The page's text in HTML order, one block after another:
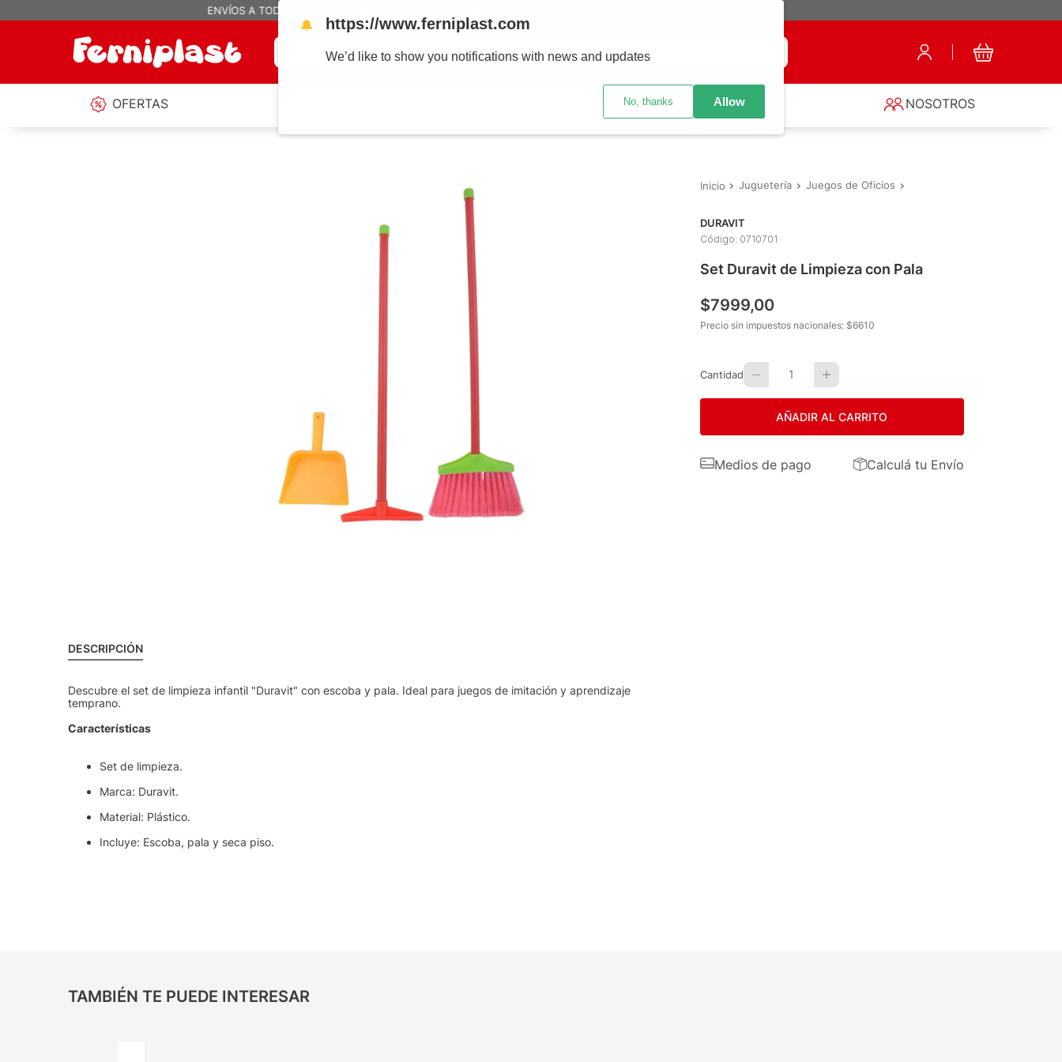
¿Qué estás buscando?
OFERTAS SUCURSALES NOSOTROS
DESCRIPCIÓN
Descubre el set de limpieza infantil "Duravit" con escoba y pala. Ideal para juegos de imitación y aprendizaje
temprano.
Características
Set de limpieza.
Marca: Duravit.
Material: Plástico.
Incluye: Escoba, pala y seca piso.
Juguetería Juegos de Oficios
DURAVIT
Código: 0710701
Set Duravit de Limpieza con Pala
$7999,00
Precio sin impuestos nacionales: $6610
Cantidad 1
AÑADIR AL CARRITO
Medios de pago Calculá tu Envío
TAMBIÉN TE PUEDE INTERESAR
🔔 https://www.ferniplast.com
We’d like to show you notifications with news and updates
No, thanks Allow